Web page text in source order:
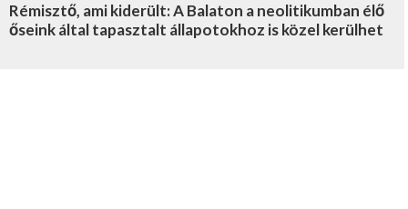
Rémisztő, ami kiderült: A Balaton a neolitikumban élő
őseink által tapasztalt állapotokhoz is közel kerülhet